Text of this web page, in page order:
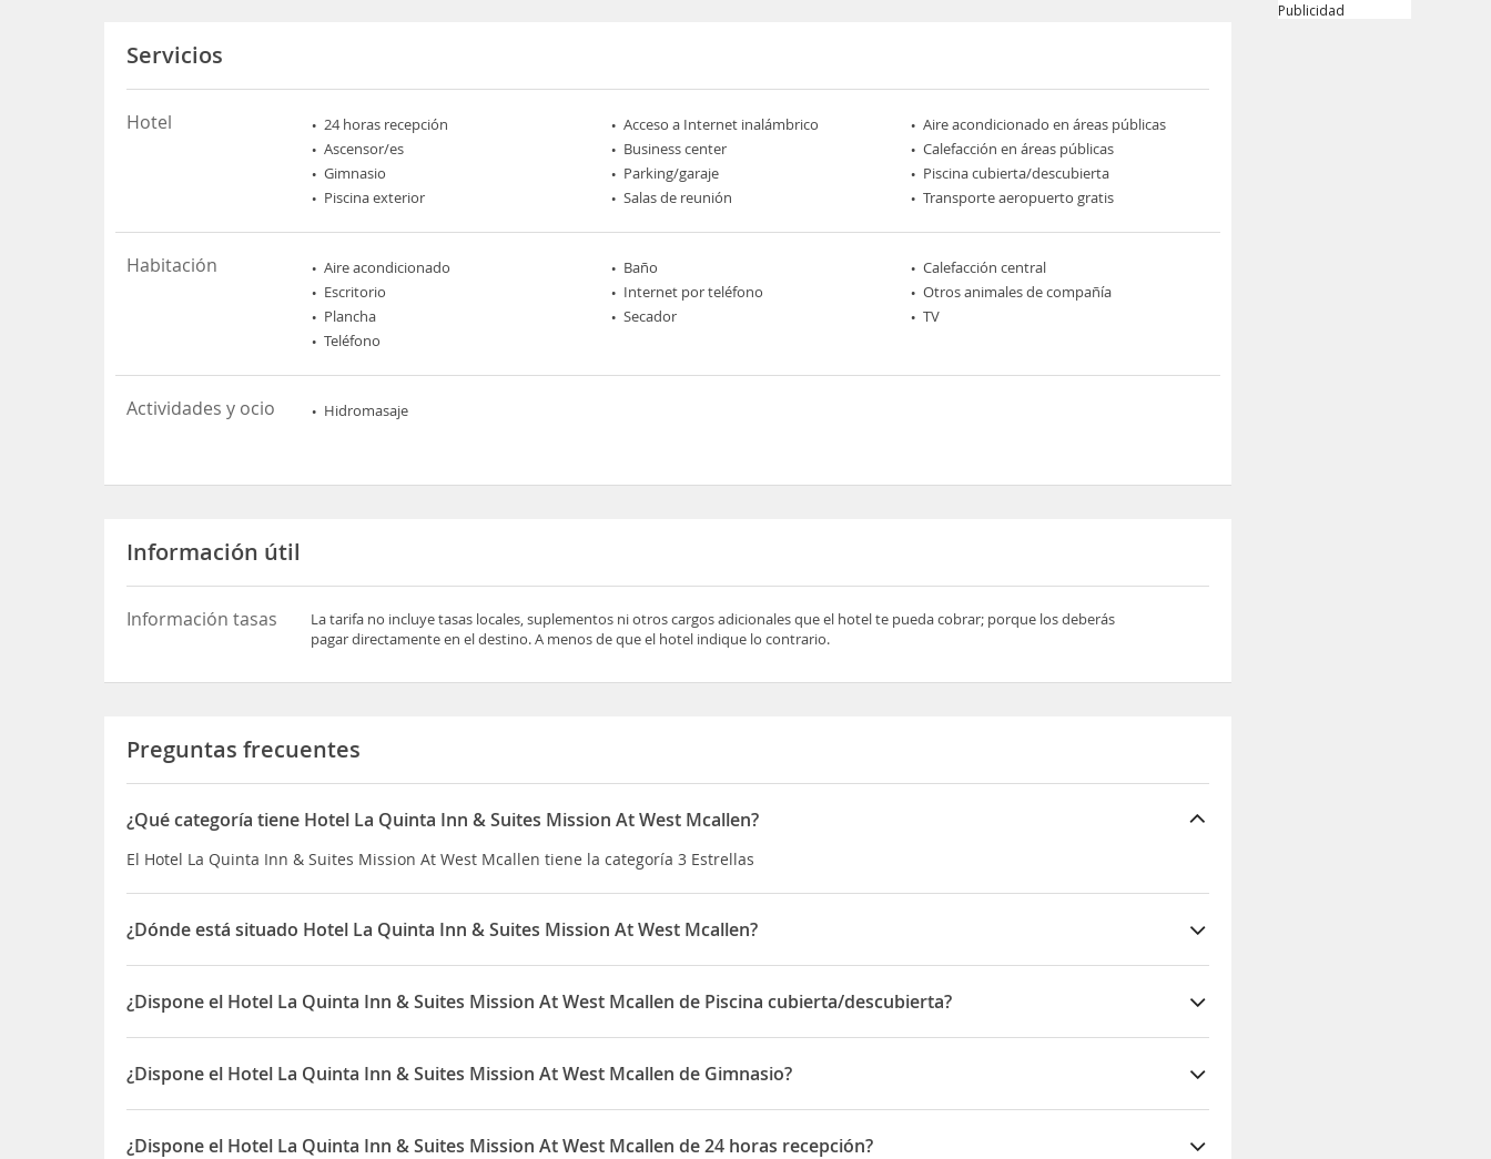
Servicios
Hotel 24 horas recepción Acceso a Internet inalámbrico
Aire acondicionado en áreas públicas
Ascensor/es
Business center
Calefacción en áreas públicas
Gimnasio
Parking/garaje
Piscina cubierta/descubierta
Piscina exterior
Salas de reunión Transporte aeropuerto gratis
Habitación Aire acondicionado Baño
Calefacción central
Escritorio
Internet por teléfono
Otros animales de compañía
Plancha
Secador
TV
Teléfono
Actividades y ocio Hidromasaje
Información útil
Información tasas
La tarifa no incluye tasas locales, suplementos ni otros cargos adicionales que el hotel te pueda cobrar; porque los deberás
pagar directamente en el destino. A menos de que el hotel indique lo contrario.
Preguntas frecuentes
¿Qué categoría tiene Hotel La Quinta Inn & Suites Mission At West Mcallen?
El Hotel La Quinta Inn & Suites Mission At West Mcallen tiene la categoría 3 Estrellas
¿Dónde está situado Hotel La Quinta Inn & Suites Mission At West Mcallen?
El Hotel La Quinta Inn & Suites Mission At West Mcallen está situado en 805 Travis Street
¿Dispone el Hotel La Quinta Inn & Suites Mission At West Mcallen de Piscina cubierta/descubierta?
Sí, el Hotel La Quinta Inn & Suites Mission At West Mcallen dispone de Piscina cubierta/descubierta
¿Dispone el Hotel La Quinta Inn & Suites Mission At West Mcallen de Gimnasio?
Sí, el Hotel La Quinta Inn & Suites Mission At West Mcallen dispone de Gimnasio
¿Dispone el Hotel La Quinta Inn & Suites Mission At West Mcallen de 24 horas recepción?
Publicidad